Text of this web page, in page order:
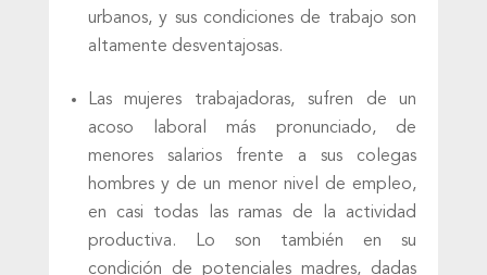
urbanos, y sus condiciones de trabajo son
altamente desventajosas.
Las mujeres trabajadoras, sufren de un
acoso laboral más pronunciado, de
menores salarios frente a sus colegas
hombres y de un menor nivel de empleo,
en casi todas las ramas de la actividad
productiva. Lo son también en su
condición de potenciales madres, dadas